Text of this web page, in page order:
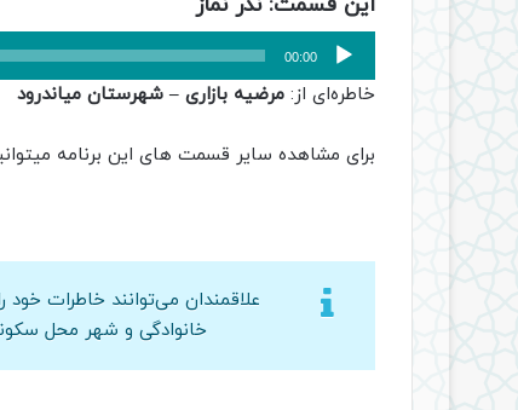
پخش‌کننده
صوت
00:00
خاطره‌ای از: مرضیه بازاری – شهرستان میاندرود
برای مشاهده سایر قسمت های این برنامه
خانوادگی و شهر محل